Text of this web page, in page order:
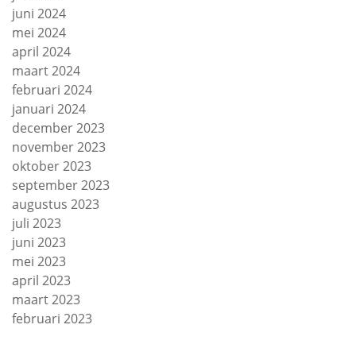
juni 2024
mei 2024
april 2024
maart 2024
februari 2024
januari 2024
december 2023
november 2023
oktober 2023
september 2023
augustus 2023
juli 2023
juni 2023
mei 2023
april 2023
maart 2023
februari 2023